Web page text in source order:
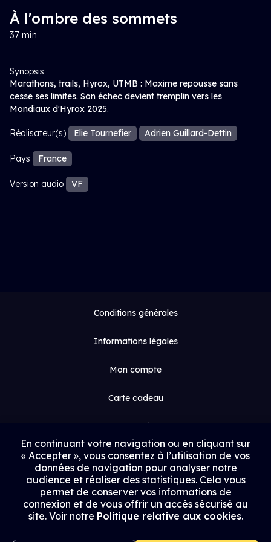
À l'ombre des sommets
37 min
Synopsis
Marathons, trails, Hyrox, UTMB : Maxime repousse sans
cesse ses limites. Son échec devient tremplin vers les
Mondiaux d'Hyrox 2025.
Réalisateur(s) Elie Tournefier Adrien Guillard-Dettin
Pays France
Version audio VF
Conditions générales
Informations légales
Mon compte
Carte cadeau
Espace médias
Contact
Proposer un film
Rejoindre Uptrack
En continuant votre navigation ou en cliquant sur
« Accepter », vous consentez à l’utilisation de vos
données de navigation pour analyser notre
audience et réaliser des statistiques. Cela vous
permet de conserver vos informations de
connexion et de vous offrir un accès sécurisé au
site. Voir notre Politique relative aux cookies.